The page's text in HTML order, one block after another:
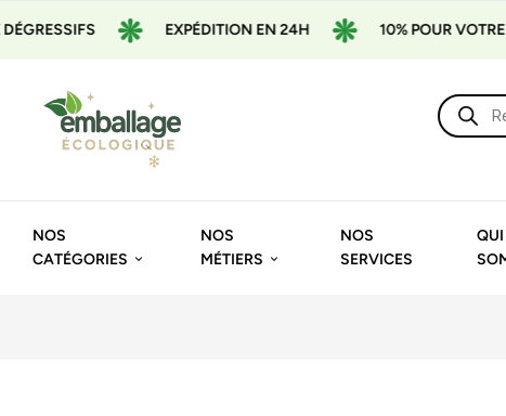
EXPÉDITION EN 24H 10% POUR VOTRE
NOS
CATÉGORIES
NOS
MÉTIERS
NOS
SERVICES